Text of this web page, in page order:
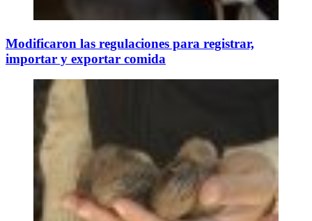
Modificaron las regulaciones para registrar,
importar y exportar comida